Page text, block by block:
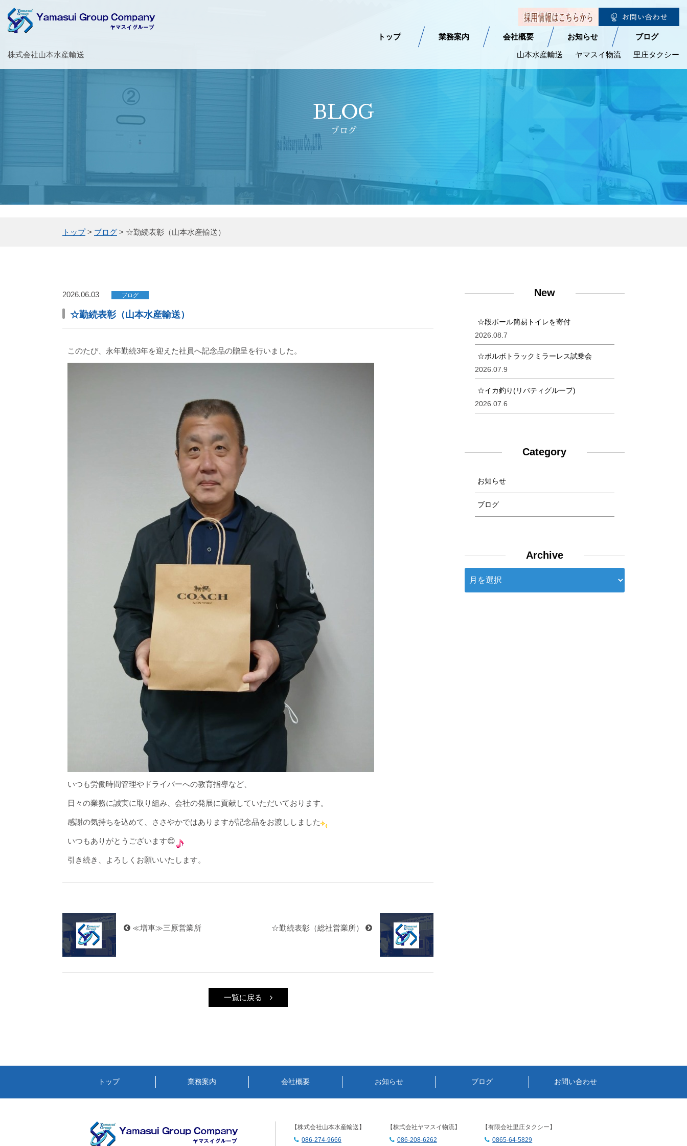
お客様の大切な荷物を安全・丁寧に運送するヤマスイグループ
トップ 業務案内 会社概要 お知らせ ブログ
山本水産輸送 ヤマスイ物流 里庄タクシー
株式会社山本水産輸送
BLOG
ブログ
トップ> ブログ > ☆勤続表彰（山本水産輸送）
2026.06.03 ブログ
☆勤続表彰（山本水産輸送）
このたび、永年勤続3年を迎えた社員へ記念品の贈呈を行いました。
いつも労働時間管理やドライバーへの教育指導など、
日々の業務に誠実に取り組み、会社の発展に貢献していただいております。
感謝の気持ちを込めて、ささやかではありますが記念品をお渡ししました
いつもありがとうございます😊
引き続き、よろしくお願いいたします。
≪増車≫三原営業所 ☆勤続表彰（総社営業所）
一覧に戻る
New
☆段ボール簡易トイレを寄付
2026.08.7
☆ボルボトラックミラーレス試乗会
2026.07.9
☆イカ釣り(リバティグループ)
2026.07.6
Category
お知らせ
ブログ
Archive
Archive
トップ 業務案内 会社概要 お知らせ ブログ お問い合わせ
【株式会社山本水産輸送】
086-274-9666
【株式会社ヤマスイ物流】
086-208-6262
【有限会社里庄タクシー】
0865-64-5829